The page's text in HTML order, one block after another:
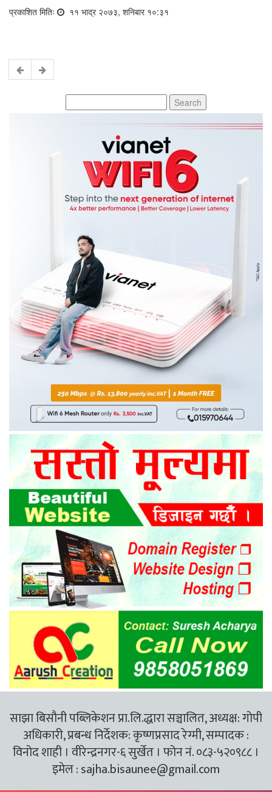
प्रकाशित मितिः ११ भाद्र २०७३, शनिबार १०:३१
for:
साझा बिसौनी पब्लिकेशन प्रा.लि.द्धारा सञ्चालित, अध्यक्ष: गोपी
अधिकारी, प्रबन्ध निर्देशक: कृष्णप्रसाद रेग्मी, सम्पादक :
विनोद शाही । वीरेन्द्रनगर-६ सुर्खेत । फोन नं. ०८३-५२०९८८ ।
इमेल :sajha.bisaunee@gmail.com